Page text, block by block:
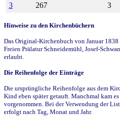
3
267 3
Hinweise zu den Kirchenbüchern
Das Original-Kirchenbuch von Januar
Freien Prälatur Schneidemühl, Josef-
erlaubt.
Die Reihenfolge der Einträge
Die ursprüngliche Reihenfolge aus dem
Kind eben später getauft. Manchmal kam
vorgenommen. Bei der Verwendung der
erfolgt nach Tag, Monat und Jahr.